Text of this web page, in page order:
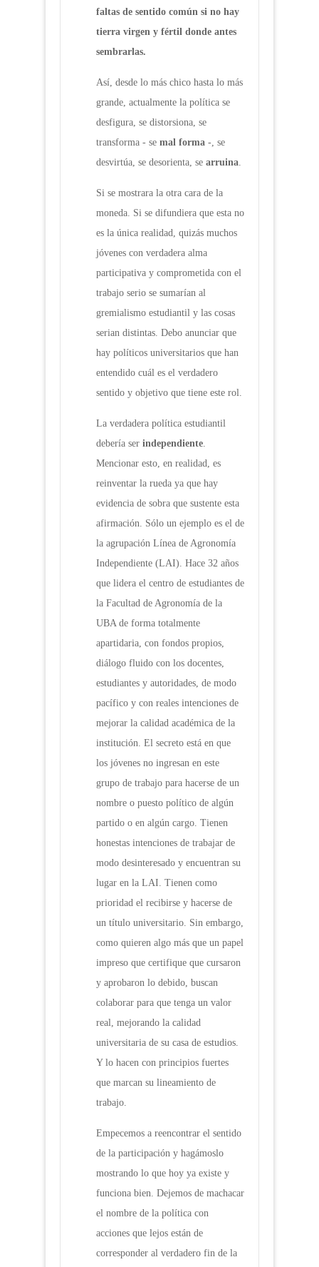
faltas de sentido común si no hay
tierra virgen y fértil donde antes
sembrarlas.
Así, desde lo más chico hasta lo más
grande, actualmente la política se
desfigura, se distorsiona, se
transforma - se mal forma -, se
desvirtúa, se desorienta, se arruina.
Si se mostrara la otra cara de la
moneda. Si se difundiera que esta no
es la única realidad, quizás muchos
jóvenes con verdadera alma
participativa y comprometida con el
trabajo serio se sumarían al
gremialismo estudiantil y las cosas
serian distintas. Debo anunciar que
hay políticos universitarios que han
entendido cuál es el verdadero
sentido y objetivo que tiene este rol.
La verdadera política estudiantil
debería ser independiente.
Mencionar esto, en realidad, es
reinventar la rueda ya que hay
evidencia de sobra que sustente esta
afirmación. Sólo un ejemplo es el de
la agrupación Línea de Agronomía
Independiente (LAI). Hace 32 años
que lidera el centro de estudiantes de
la Facultad de Agronomía de la
UBA de forma totalmente
apartidaria, con fondos propios,
diálogo fluido con los docentes,
estudiantes y autoridades, de modo
pacífico y con reales intenciones de
mejorar la calidad académica de la
institución. El secreto está en que
los jóvenes no ingresan en este
grupo de trabajo para hacerse de un
nombre o puesto político de algún
partido o en algún cargo. Tienen
honestas intenciones de trabajar de
modo desinteresado y encuentran su
lugar en la LAI. Tienen como
prioridad el recibirse y hacerse de
un título universitario. Sin embargo,
como quieren algo más que un papel
impreso que certifique que cursaron
y aprobaron lo debido, buscan
colaborar para que tenga un valor
real, mejorando la calidad
universitaria de su casa de estudios.
Y lo hacen con principios fuertes
que marcan su lineamiento de
trabajo.
Empecemos a reencontrar el sentido
de la participación y hagámoslo
mostrando lo que hoy ya existe y
funciona bien. Dejemos de machacar
el nombre de la política con
acciones que lejos están de
corresponder al verdadero fin de la